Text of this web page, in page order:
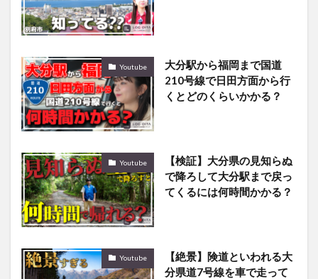
Youtube
大分駅から福岡まで国道
210号線で日田方面から行
くとどのくらいかかる？
Youtube
【検証】大分県の見知らぬ
で降ろして大分駅まで戻っ
てくるには何時間かかる？
Youtube
【絶景】険道といわれる大
分県道7号線を車で走って